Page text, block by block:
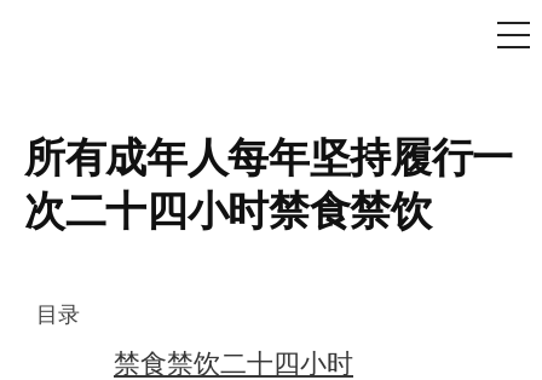
content
所有成年人每年坚持履行一
次二十四小时禁食禁饮
目录
禁食禁饮二十四小时